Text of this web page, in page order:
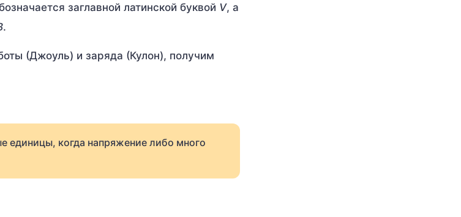
заглавной латинской буквой V, а
.
(Джоуль) и заряда (Кулон), получим
единицы, когда напряжение либо много